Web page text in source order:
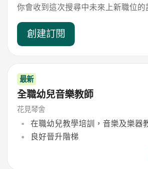
你會收到這次搜尋中未來上新職位的
創建訂閱
最新
全職幼兒音樂教師
花見琴舍
在職幼兒教學培訓，音樂及樂器
良好晉升階梯